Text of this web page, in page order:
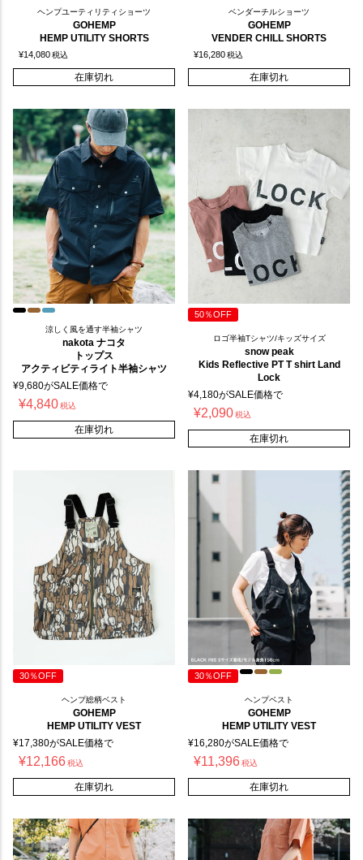
ヘンプユーティリティショーツ
GOHEMP
HEMP UTILITY SHORTS
¥14,080税込
在庫切れ
ベンダーチルショーツ
GOHEMP
VENDER CHILL SHORTS
¥16,280税込
在庫切れ
涼しく風を通す半袖シャツ
nakota ナコタ
トップス
アクティビティライト半袖シャツ
¥9,680がSALE価格で
¥4,840税込
在庫切れ
50％OFF
ロゴ半袖Tシャツ/キッズサイズ
snow peak
Kids Reflective PT T shirt Land
Lock
¥4,180がSALE価格で
¥2,090税込
在庫切れ
30％OFF
ヘンプ総柄ベスト
GOHEMP
HEMP UTILITY VEST
¥17,380がSALE価格で
¥12,166税込
在庫切れ
30％OFF
ヘンプベスト
GOHEMP
HEMP UTILITY VEST
¥16,280がSALE価格で
¥11,396税込
在庫切れ